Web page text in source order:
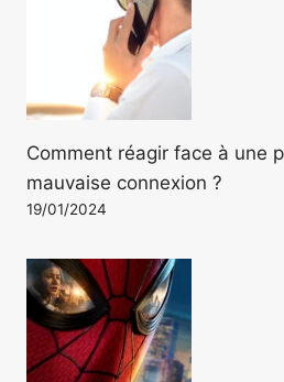
Comment réagir face à une
mauvaise connexion ?
19/01/2024